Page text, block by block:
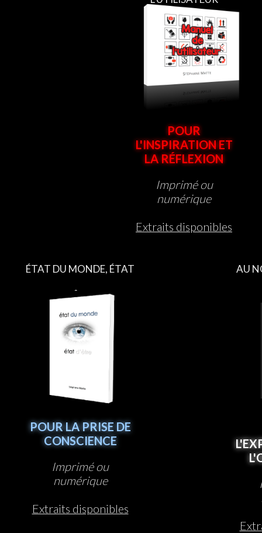
POUR
L'INSPIRATION ET
LA RÉFLEXION
Imprimé ou
numérique
Extraits disponibles
ÉTAT DU MONDE, ÉTAT
D’ÊTRE
POUR LA PRISE DE
CONSCIENCE
Imprimé ou
numérique
Extraits disponibles
AU